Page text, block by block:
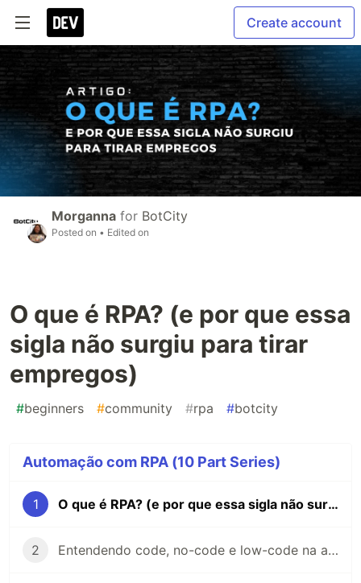
Create account
Morganna for BotCity
Posted on • Edited on
O que é RPA? (e por que essa
sigla não surgiu para tirar
empregos)
#beginners #community #rpa #botcity
Automação com RPA (10 Part Series)
1 O que é RPA? (e por que essa sigla não surgiu para tirar empregos)
2 Entendendo code, no-code e low-code na automação